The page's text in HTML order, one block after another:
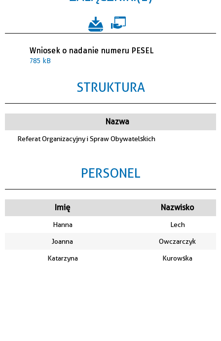
Wniosek o nadanie numeru PESEL
785 kB
STRUKTURA
Nazwa
Referat Organizacyjny i Spraw Obywatelskich
PERSONEL
Imię Nazwisko
Hanna Lech
Joanna Owczarczyk
Katarzyna Kurowska